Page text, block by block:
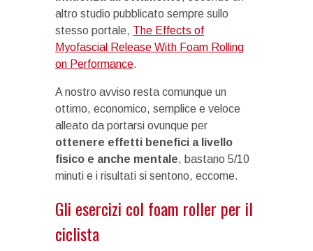
altro studio pubblicato sempre sullo
stesso portale, The Effects of
Myofascial Release With Foam Rolling
on Performance.
A nostro avviso resta comunque un
ottimo, economico, semplice e veloce
alleato da portarsi ovunque per
ottenere effetti benefici a livello
fisico e anche mentale, bastano 5/10
minuti e i risultati si sentono, eccome.
Gli esercizi col foam roller per il
ciclista